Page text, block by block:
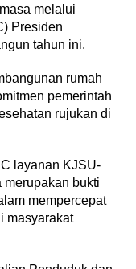
melalui
Presiden
tahun ini.
rumah
pemerintah
rujukan di
layanan KJSU-
merupakan bukti
mempercepat
masyarakat